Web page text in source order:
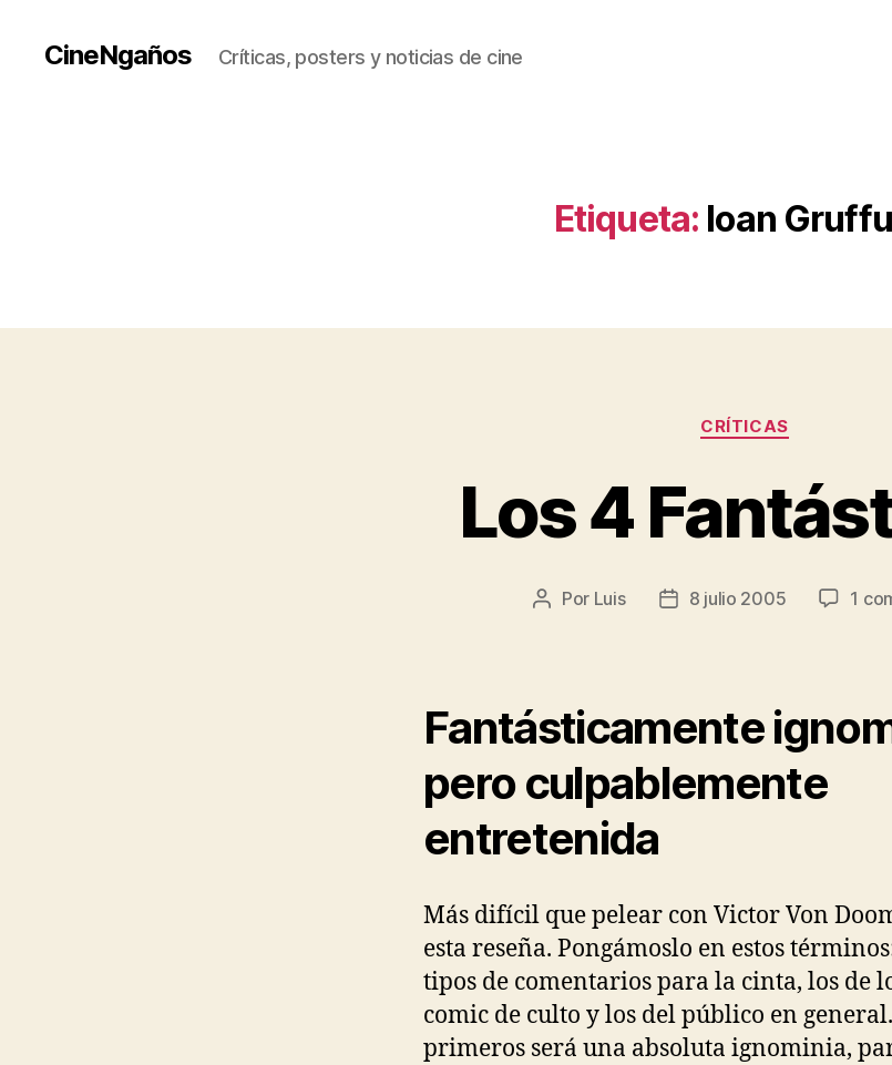
CineNgaños Críticas, posters y noticias de cine
Etiqueta: Ioan
Categorías
CRÍTICAS
Los 4
Autor
Por Luis
Fecha8 julio 2005 1
Fantásticamente
pero culpablemente
entretenida
Más difícil que pelear con Victor Von
esta reseña. Pongámoslo en estos
tipos de comentarios para la cinta, los de
comic de culto y los del público en
primeros será una absoluta ignominia,